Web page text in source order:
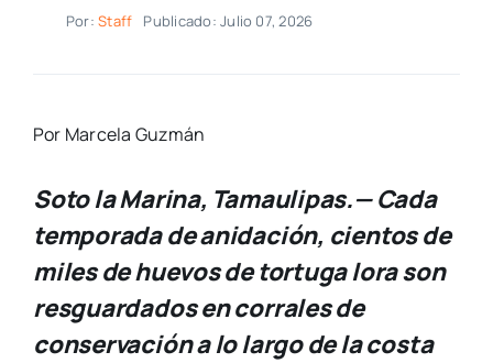
Por:Staff Publicado: Julio 07, 2026
Por Marcela Guzmán
Soto la Marina, Tamaulipas.— Cada
temporada de anidación, cientos de
miles de huevos de tortuga lora son
resguardados en corrales de
conservación a lo largo de la costa